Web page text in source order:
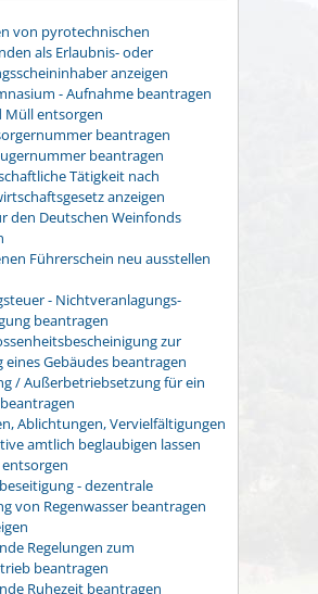
von pyrotechnischen
als Erlaubnis- oder
anzeigen
- Aufnahme beantragen
Müll entsorgen
beantragen
beantragen
Tätigkeit nach
anzeigen
den Deutschen Weinfonds
Führerschein neu ausstellen
- Nichtveranlagungs-
beantragen
zur
eines Gebäudes beantragen
/ Außerbetriebsetzung für ein
Ablichtungen, Vervielfältigungen
amtlich beglaubigen lassen
- dezentrale
von Regenwasser beantragen
Regelungen zum
beantragen
Ruhezeit beantragen